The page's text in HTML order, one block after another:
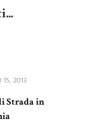
2013
Strada in